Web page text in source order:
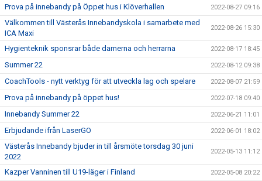
Prova på innebandy på Öppet hus i Klöverhallen 2022-08-27 09:16
Välkommen till Västerås Innebandyskola i samarbete med
ICA Maxi
2022-08-26 15:30
Hygienteknik sponsrar både damerna och herrarna 2022-08-17 18:45
Summer 22 2022-08-12 09:38
CoachTools - nytt verktyg för att utveckla lag och spelare 2022-08-07 21:59
Prova på innebandy på öppet hus! 2022-07-18 09:40
Innebandy Summer 22 2022-06-21 11:01
Erbjudande ifrån LaserGO 2022-06-01 18:02
Västerås Innebandy bjuder in till årsmöte torsdag 30 juni
2022
2022-05-13 11:12
Kazper Vanninen till U19-läger i Finland 2022-05-08 20:22